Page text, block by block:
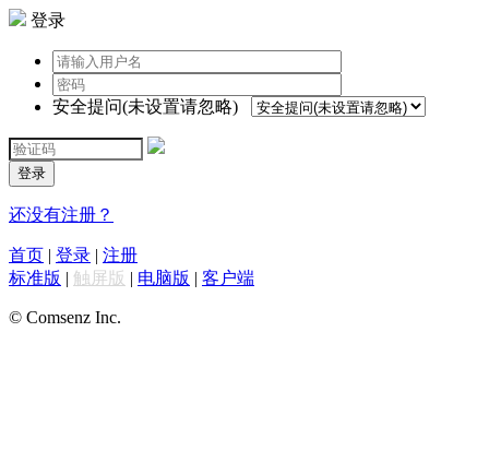
登录
安全提问(未设置请忽略)
登录
还没有注册？
首页 | 登录 | 注册
标准版 | 触屏版 | 电脑版 | 客户端
© Comsenz Inc.